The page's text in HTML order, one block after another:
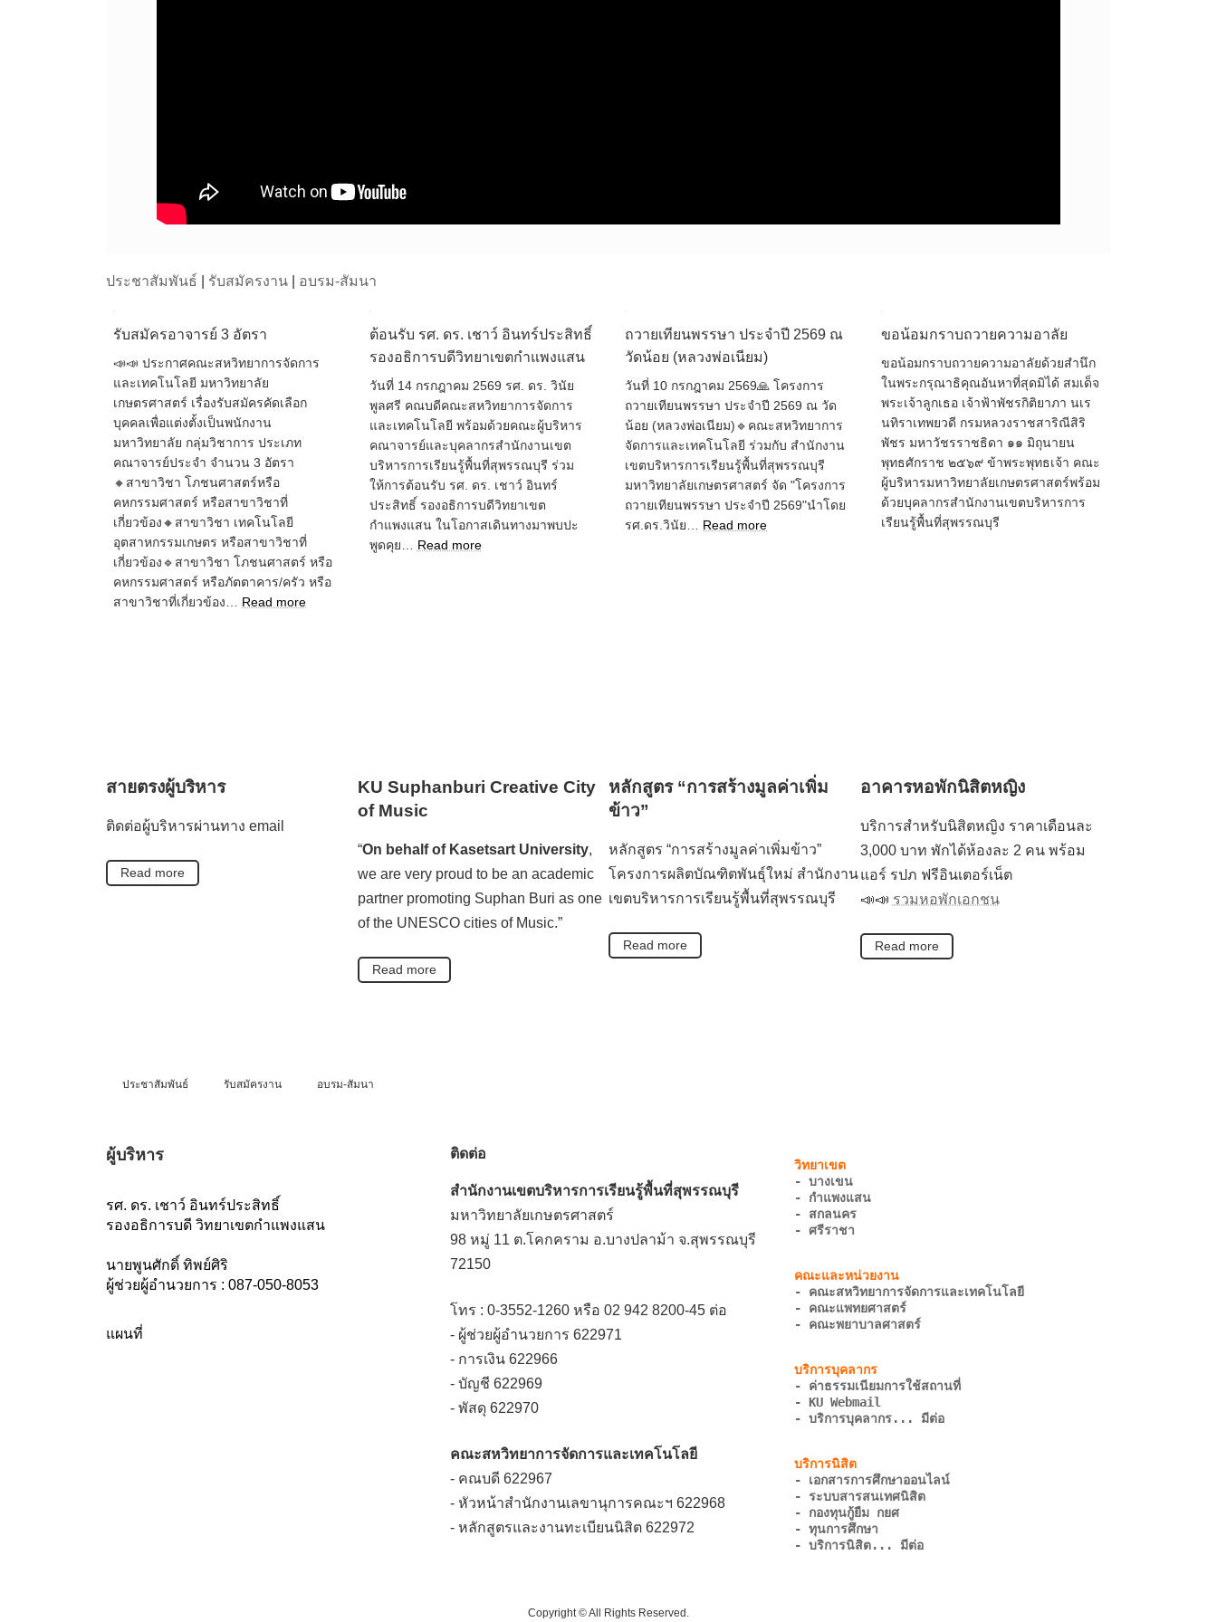
ประชาสัมพันธ์ รับสมัครงาน อบรม-สัมนา
รับสมัครอาจารย์ 3 อัตรา
📣️📣 ประกาศคณะสหวิทยาการจัดการ
และเทคโนโลยี มหาวิทยาลัย
เกษตรศาสตร์ เรื่องรับสมัครคัดเลือก
บุคคลเพื่อแต่งตั้งเป็นพนักงาน
มหาวิทยาลัย กลุ่มวิชาการ ประเภท
คณาจารย์ประจำ จำนวน 3 อัตรา
🔸สาขาวิชา โภชนศาสตร์หรือ
คหกรรมศาสตร์ หรือสาขาวิชาที่
เกี่ยวข้อง🔸สาขาวิชา เทคโนโลยี
อุตสาหกรรมเกษตร หรือสาขาวิชาที่
เกี่ยวข้อง🔹สาขาวิชา โภชนศาสตร์ หรือ
คหกรรมศาสตร์ หรือภัตตาคาร/ครัว หรือ
สาขาวิชาที่เกี่ยวข้อง… Read more
ต้อนรับ รศ. ดร. เชาว์ อินทร์ประสิทธิ์
รองอธิการบดีวิทยาเขตกำแพงแสน
วันที่ 14 กรกฎาคม 2569 รศ. ดร. วินัย
พูลศรี คณบดีคณะสหวิทยาการจัดการ
และเทคโนโลยี พร้อมด้วยคณะผู้บริหาร
คณาจารย์และบุคลากรสำนักงานเขต
บริหารการเรียนรู้พื้นที่สุพรรณบุรี ร่วม
ให้การต้อนรับ รศ. ดร. เชาว์ อินทร์
ประสิทธิ์ รองอธิการบดีวิทยาเขต
กำแพงแสน ในโอกาสเดินทางมาพบปะ
พูดคุย… Read more:
ถวายเทียนพรรษา ประจำปี 2569 ณ
วัดน้อย (หลวงพ่อเนียม)
วันที่ 10 กรกฎาคม 2569🙏 โครงการ
ถวายเทียนพรรษา ประจำปี 2569 ณ วัด
น้อย (หลวงพ่อเนียม)🔹คณะสหวิทยาการ
จัดการและเทคโนโลยี ร่วมกับ สำนักงาน
เขตบริหารการเรียนรู้พื้นที่สุพรรณบุรี
มหาวิทยาลัยเกษตรศาสตร์ จัด "โครงการ
ถวายเทียนพรรษา ประจำปี 2569"นำโดย
รศ.ดร.วินัย… Read more
ขอน้อมกราบถวายความอาลัย
ขอน้อมกราบถวายความอาลัยด้วยสำนึก
ในพระกรุณาธิคุณอันหาที่สุดมิได้ สมเด็จ
พระเจ้าลูกเธอ เจ้าฟ้าพัชรกิติยาภา นเร
นทิราเทพยวดี กรมหลวงราชสาริณีสิริ
พัชร มหาวัชรราชธิดา ๑๑ มิถุนายน
พุทธศักราช ๒๕๖๙ ข้าพระพุทธเจ้า คณะ
ผู้บริหารมหาวิทยาลัยเกษตรศาสตร์พร้อม
ด้วยบุคลากรสำนักงานเขตบริหารการ
เรียนรู้พื้นที่สุพรรณบุรี
สายตรงผู้บริหาร
ติดต่อผู้บริหารผ่านทาง email
Read more
KU Suphanburi Creative City
of Music
“On behalf of Kasetsart University,
we are very proud to be an academic
partner promoting Suphan Buri as one
of the UNESCO cities of Music.”
Read more
หลักสูตร “การสร้างมูลค่าเพิ่ม
ข้าว”
หลักสูตร “การสร้างมูลค่าเพิ่มข้าว”
โครงการผลิตบัณฑิตพันธุ์ใหม่ สำนักงาน
เขตบริหารการเรียนรู้พื้นที่สุพรรณบุรี
Read more
อาคารหอพักนิสิตหญิง
บริการสำหรับนิสิตหญิง ราคาเดือนละ
3,000 บาท พักได้ห้องละ 2 คน พร้อม
แอร์ รปภ ฟรีอินเตอร์เน็ต
📣️📣 รวมหอพักเอกชน
Read more
ประชาสัมพันธ์ รับสมัครงาน อบรม-สัมนา
ผู้บริหาร
รศ. ดร. เชาว์ อินทร์ประสิทธิ์
รองอธิการบดี วิทยาเขตกำแพงแสน
นายพูนศักดิ์ ทิพย์ศิริ
ผู้ช่วยผู้อำนวยการ : 087-050-8053
แผนที่
ติดต่อ
สำนักงานเขตบริหารการเรียนรู้พื้นที่สุพรรณบุรี
มหาวิทยาลัยเกษตรศาสตร์
98 หมู่ 11 ต.โคกคราม อ.บางปลาม้า จ.สุพรรณบุรี
72150
โทร : 0-3552-1260 หรือ 02 942 8200-45 ต่อ
- ผู้ช่วยผู้อำนวยการ 622971
- การเงิน 622966
- บัญชี 622969
- พัสดุ 622970
คณะสหวิทยาการจัดการและเทคโนโลยี
- คณบดี 622967
- หัวหน้าสำนักงานเลขานุการคณะฯ 622968
- หลักสูตรและงานทะเบียนนิสิต 622972
- บางเขน
- กำแพงแสน
- สกลนคร
- ศรีราชา
- คณะสหวิทยาการจัดการและเทคโนโลยี
- คณะแพทยศาสตร์
- คณะพยาบาลศาสตร์
- ค่าธรรมเนียมการใช้สถานที่
- KU Webmail
- บริการบุคลากร... มีต่อ
- เอกสารการศึกษาออนไลน์
- ระบบสารสนเทศนิสิต
- กองทุนกู้ยืม กยศ
- ทุนการศึกษา
- บริการนิสิต... มีต่อ
Copyright © All Rights Reserved.